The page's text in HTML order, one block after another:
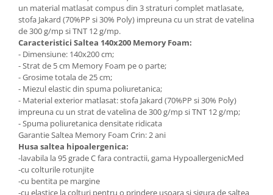
un material matlasat compus din 3 straturi complet matlasate,
stofa Jakard (70%PP si 30% Poly) impreuna cu un strat de vatelina
de 300 g/mp si TNT 12 g/mp.
Caracteristici Saltea 140x200 Memory Foam:
- Dimensiune: 140x200 cm;
- Strat de 5 cm Memory Foam pe o parte;
- Grosime totala de 25 cm;
- Miezul elastic din spuma poliuretanica;
- Material exterior matlasat: stofa Jakard (70%PP si 30% Poly)
impreuna cu un strat de vatelina de 300 g/mp si TNT 12 g/mp;
- Spuma poliuretanica densitate ridicata
Garantie Saltea Memory Foam Crin: 2 ani
Husa saltea hipoalergenica:
-lavabila la 95 grade C fara contractii, gama HypoallergenicMed
-cu colturile rotunjite
-cu bentita pe margine
-cu elastice la colturi pentru o prindere usoara si sigura de saltea